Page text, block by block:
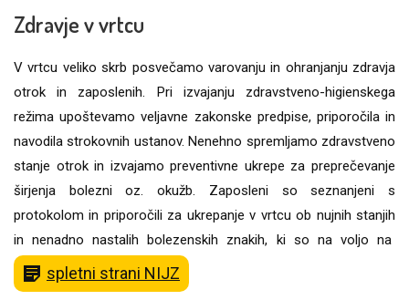
Zdravje v vrtcu
V vrtcu veliko skrb posvečamo varovanju in ohranjanju zdravja
otrok in zaposlenih. Pri izvajanju zdravstveno-higienskega
režima upoštevamo veljavne zakonske predpise, priporočila in
navodila strokovnih ustanov. Nenehno spremljamo zdravstveno
stanje otrok in izvajamo preventivne ukrepe za preprečevanje
širjenja bolezni oz. okužb. Zaposleni so seznanjeni s
protokolom in priporočili za ukrepanje v vrtcu ob nujnih stanjih
in nenadno nastalih bolezenskih znakih, ki so na voljo na
spletni strani NIJZ